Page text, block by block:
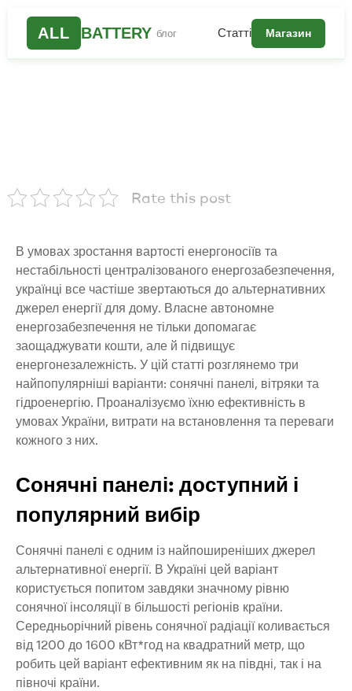
ALL BATTERY блог Статті Магазин
Rate this post
В умовах зростання вартості енергоносіїв та
нестабільності централізованого енергозабезпечення,
українці все частіше звертаються до альтернативних
джерел енергії для дому. Власне автономне
енергозабезпечення не тільки допомагає
заощаджувати кошти, але й підвищує
енергонезалежність. У цій статті розглянемо три
найпопулярніші варіанти: сонячні панелі, вітряки та
гідроенергію. Проаналізуємо їхню ефективність в
умовах України, витрати на встановлення та переваги
кожного з них.
Сонячні панелі: доступний і
популярний вибір
Сонячні панелі є одним із найпоширеніших джерел
альтернативної енергії. В Україні цей варіант
користується попитом завдяки значному рівню
сонячної інсоляції в більшості регіонів країни.
Середньорічний рівень сонячної радіації коливається
від 1200 до 1600 кВт*год на квадратний метр, що
робить цей варіант ефективним як на півдні, так і на
півночі країни.